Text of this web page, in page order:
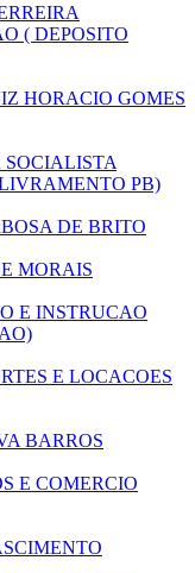
( DEPOSITO
HORACIO GOMES
SOCIALISTA
PB)
DE BRITO
MORAIS
E INSTRUCAO
E LOCACOES
BARROS
E COMERCIO